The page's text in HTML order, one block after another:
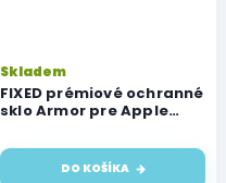
FIXED prémiové ochranné
sklo Armor pre Apple
aplikátorom, čierna
Skladem
DO KOŠÍKA